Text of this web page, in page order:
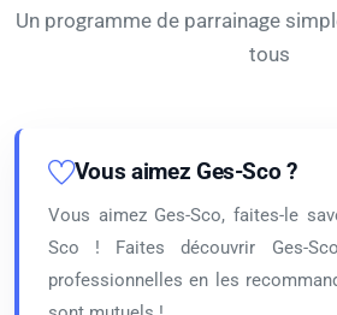
Un programme de parrainage
tous
Vous aimez Ges-Sco ?
Vous aimez Ges-Sco, faites-le
Sco ! Faites découvrir Ges-
professionnelles en les